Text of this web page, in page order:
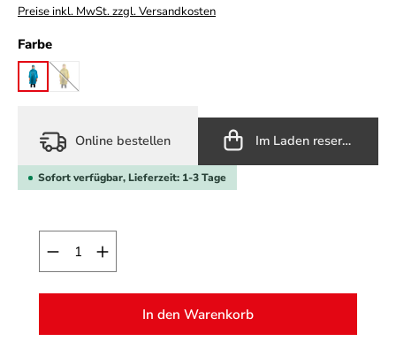
Preise inkl. MwSt. zzgl. Versandkosten
Farbeauswählen
blue lime
(Diese Option ist zurzeit nicht verfügbar.)
Online bestellen Im Laden reservieren
Sofort verfügbar, Lieferzeit: 1-3 Tage
Produkt Anzahl: Gib den gewünschten Wert
In den Warenkorb